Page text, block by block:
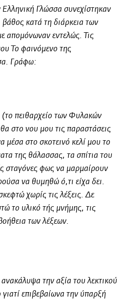
Ελληνική Γλώσσα συνεχίστηκαν
βάθος κατά τη διάρκεια των
απομόνωναν εντελώς. Τις
Το φαινόμενο της
Γράφω:
(το πειθαρχείο των Φυλακών
στο νου μου τις παραστάσεις
στο σκοτεινό κελί μου το
της θάλασσας, τα σπίτια του
σταγόνες φως να μαρμαίρουν
να θυμηθώ ό,τι είχα δει.
χωρίς τις λέξεις. Δε
το υλικό τής μνήμης, τις
των λέξεων.
την αξία του λεκτικού
επιβεβαίωνα την ύπαρξή